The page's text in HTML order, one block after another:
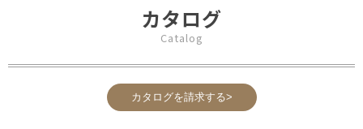
カタログ
Catalog
カタログを請求する>